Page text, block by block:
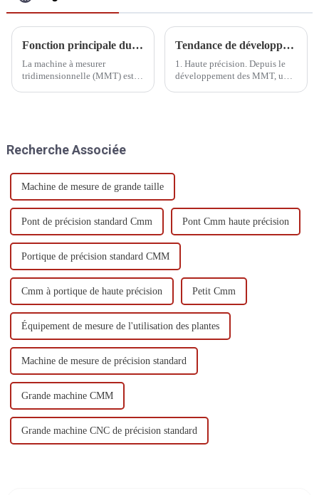
Fonction principale du CMM
La machine à mesurer
tridimensionnelle (MMT) est
développement de la
Tendance de développement des machines à mesurer tridimensionnelles
1. Haute précision. Depuis le
développement des MMT, une
Recherche Associée
Machine de mesure de grande taille
Pont de précision standard Cmm Pont Cmm haute précision
Portique de précision standard CMM
Cmm à portique de haute précision Petit Cmm
Équipement de mesure de l'utilisation des plantes
Machine de mesure de précision standard
Grande machine CMM
Grande machine CNC de précision standard